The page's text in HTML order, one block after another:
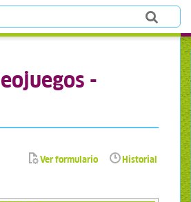
-
Ver formulario Historial